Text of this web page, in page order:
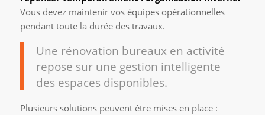
Vous devez maintenir vos équipes opérationnelles
pendant toute la durée des travaux.
Une rénovation bureaux en activité
repose sur une gestion intelligente
des espaces disponibles.
Plusieurs solutions peuvent être mises en place :